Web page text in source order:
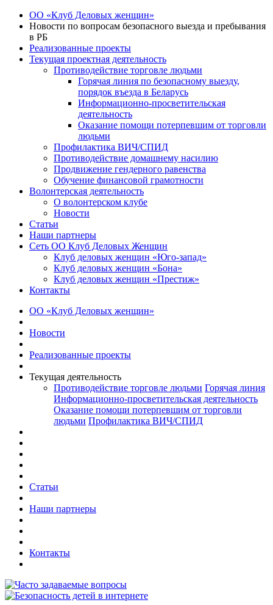
ОО «Клуб Деловых женщин»
Новости по вопросам безопасного выезда и пребывания
в РБ
Реализованные проекты
Текущая проектная деятельность
Противодействие торговле людьми
Горячая линия по безопасному выезду,
порядок въезда в Беларусь
Информационно-просветительская
деятельность
Оказание помощи потерпевшим от торговли
людьми
Профилактика ВИЧ/СПИД
Противодействие домашнему насилию
Продвижение гендерного равенства
Обучение финансовой грамотности
Волонтерская деятельность
О волонтерском клубе
Новости
Статьи
Наши партнеры
Сеть ОО Клуб Деловых Женщин
Клуб деловых женщин «Юго-запад»
Клуб деловых женщин «Бона»
Клуб деловых женщин «Престиж»
Контакты
ОО «Клуб Деловых женщин»
Новости
Реализованные проекты
Текущая деятельность
Противодействие торговле людьми Горячая линия
Информационно-просветительская деятельность
Оказание помощи потерпевшим от торговли
людьми Профилактика ВИЧ/СПИД
Статьи
Наши партнеры
Контакты